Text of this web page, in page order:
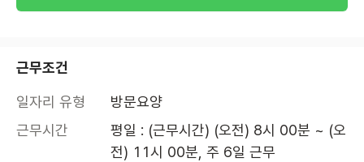
근무조건
일자리 유형
방문요양
근무시간
평일 : (근무시간) (오전) 8시 00분 ~ (오
전) 11시 00분, 주 6일 근무